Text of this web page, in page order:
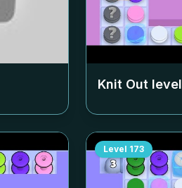
Knit Out level
Level 173